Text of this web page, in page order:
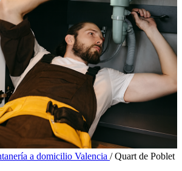
a domicilio Valencia / Quart de Poblet